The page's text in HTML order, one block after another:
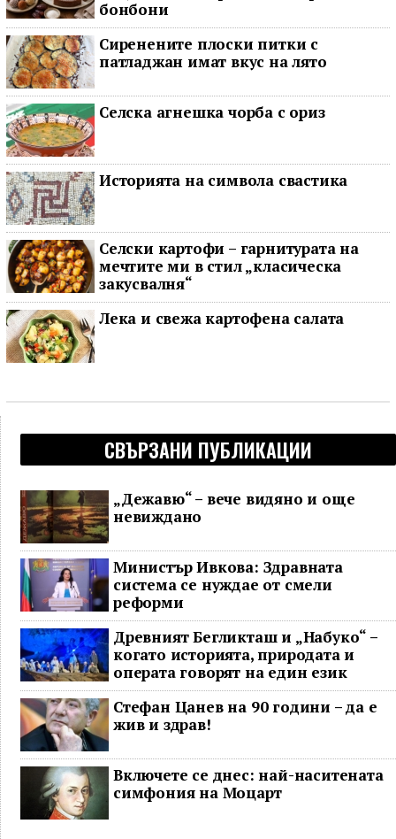
бонбони
Сиренените плоски питки с
патладжан имат вкус на лято
Селска агнешка чорба с ориз
Историята на символа свастика
Селски картофи – гарнитурата на
мечтите ми в стил „класическа
закусвалня“
Лека и свежа картофена салата
СВЪРЗАНИ ПУБЛИКАЦИИ
„Дежавю“ – вече видяно и още
невиждано
Министър Ивкова: Здравната
система се нуждае от смели
реформи
Древният Бегликташ и „Набуко“ –
когато историята, природата и
операта говорят на един език
Стефан Цанев на 90 години – да е
жив и здрав!
Включете се днес: най-наситената
симфония на Моцарт